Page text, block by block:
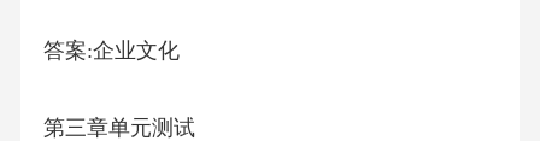
答案:企业文化
第三章单元测试